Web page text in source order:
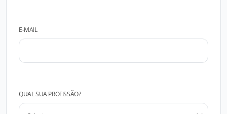
E-MAIL
QUAL SUA PROFISSÃO?